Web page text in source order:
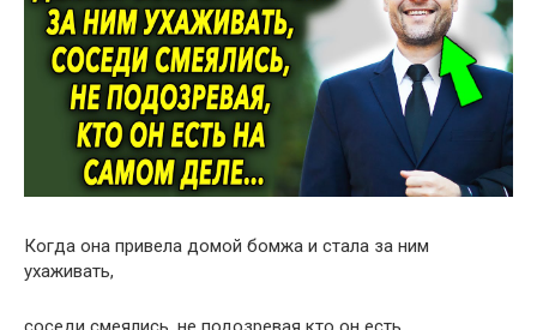
Когда она привела домой бомжа и стала за ним
ухаживать,